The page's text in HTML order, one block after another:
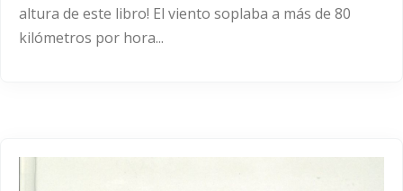
altura de este libro! El viento soplaba a más de 80
kilómetros por hora...